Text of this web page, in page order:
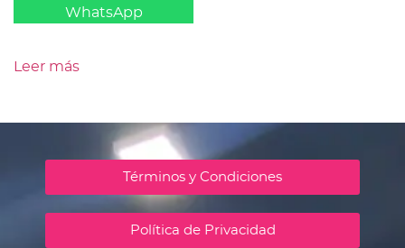
WhatsApp
Leer más
Términos y Condiciones
Política de Privacidad